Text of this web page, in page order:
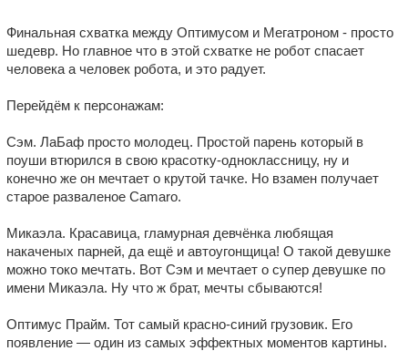
Финальная схватка между Оптимусом и Мегатроном - просто
шедевр. Но главное что в этой схватке не робот спасает
человека а человек робота, и это радует.
Перейдём к персонажам:
Сэм. ЛаБаф просто молодец. Простой парень который в
поуши втюрился в свою красотку-одноклассницу, ну и
конечно же он мечтает о крутой тачке. Но взамен получает
старое разваленое Camaro.
Микаэла. Красавица, гламурная девчёнка любящая
накаченых парней, да ещё и автоугонщица! О такой девушке
можно токо мечтать. Вот Сэм и мечтает о супер девушке по
имени Микаэла. Ну что ж брат, мечты сбываются!
Оптимус Прайм. Тот самый красно-синий грузовик. Его
появление — один из самых эффектных моментов картины.